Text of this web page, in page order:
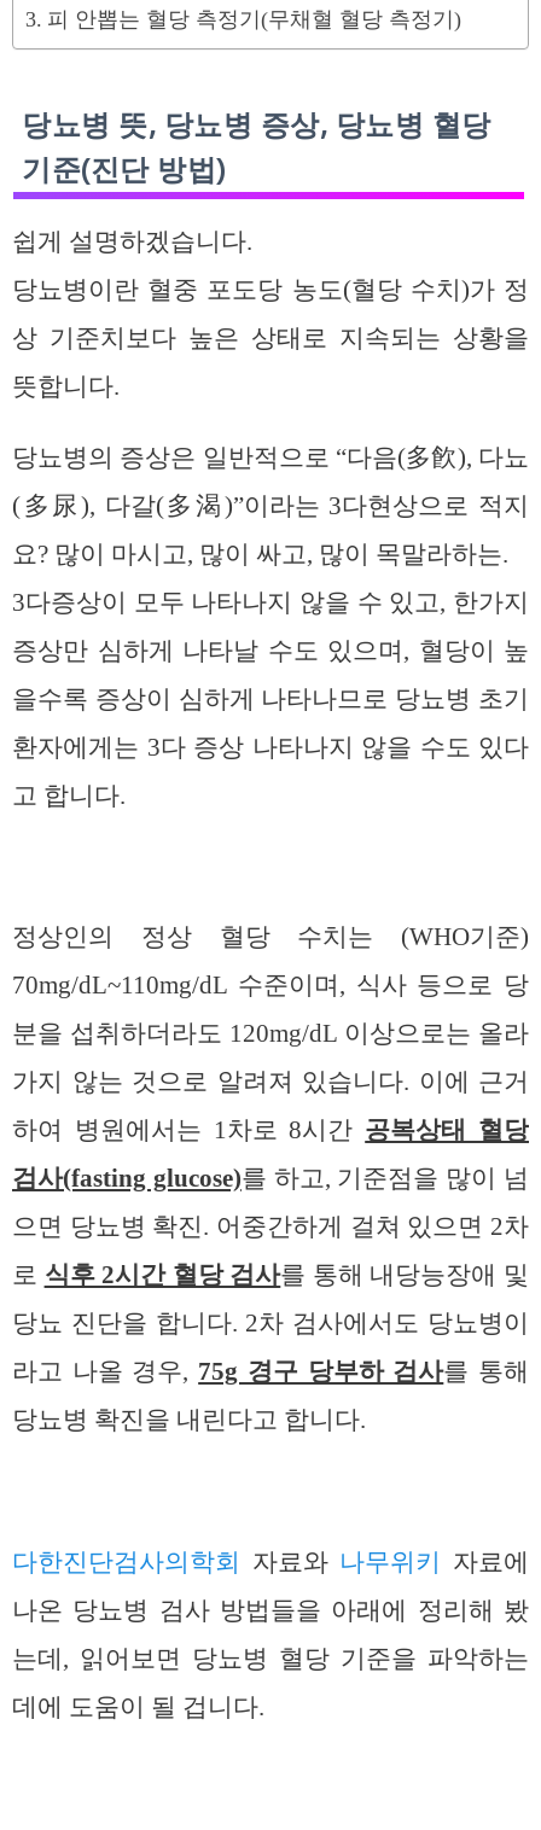
피 안뽑는 혈당 측정기(무채혈 혈당 측정기)
당뇨병 뜻, 당뇨병 증상, 당뇨병 혈당
기준(진단 방법)
쉽게 설명하겠습니다.
당뇨병이란 혈중 포도당 농도(혈당 수치)가 정
상 기준치보다 높은 상태로 지속되는 상황을
뜻합니다.
당뇨병의 증상은 일반적으로 “다음(多飮), 다뇨
(多尿), 다갈(多渴)”이라는 3다현상으로 적지
요? 많이 마시고, 많이 싸고, 많이 목말라하는.
3다증상이 모두 나타나지 않을 수 있고, 한가지
증상만 심하게 나타날 수도 있으며, 혈당이 높
을수록 증상이 심하게 나타나므로 당뇨병 초기
환자에게는 3다 증상 나타나지 않을 수도 있다
고 합니다.
정상인의 정상 혈당 수치는 (WHO기준)
70mg/dL~110mg/dL 수준이며, 식사 등으로 당
분을 섭취하더라도 120mg/dL 이상으로는 올라
가지 않는 것으로 알려져 있습니다. 이에 근거
하여 병원에서는 1차로 8시간 공복상태 혈당
검사(fasting glucose)를 하고, 기준점을 많이 넘
으면 당뇨병 확진. 어중간하게 걸쳐 있으면 2차
로 식후 2시간 혈당 검사를 통해 내당능장애 및
당뇨 진단을 합니다. 2차 검사에서도 당뇨병이
라고 나올 경우, 75g 경구 당부하 검사를 통해
당뇨병 확진을 내린다고 합니다.
다한진단검사의학회 자료와 나무위키 자료에
나온 당뇨병 검사 방법들을 아래에 정리해 봤
는데, 읽어보면 당뇨병 혈당 기준을 파악하는
데에 도움이 될 겁니다.